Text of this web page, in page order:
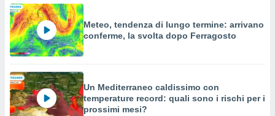
Meteo, tendenza di lungo termine: arrivano
conferme, la svolta dopo Ferragosto
Un Mediterraneo caldissimo con
temperature record: quali sono i rischi per i
prossimi mesi?